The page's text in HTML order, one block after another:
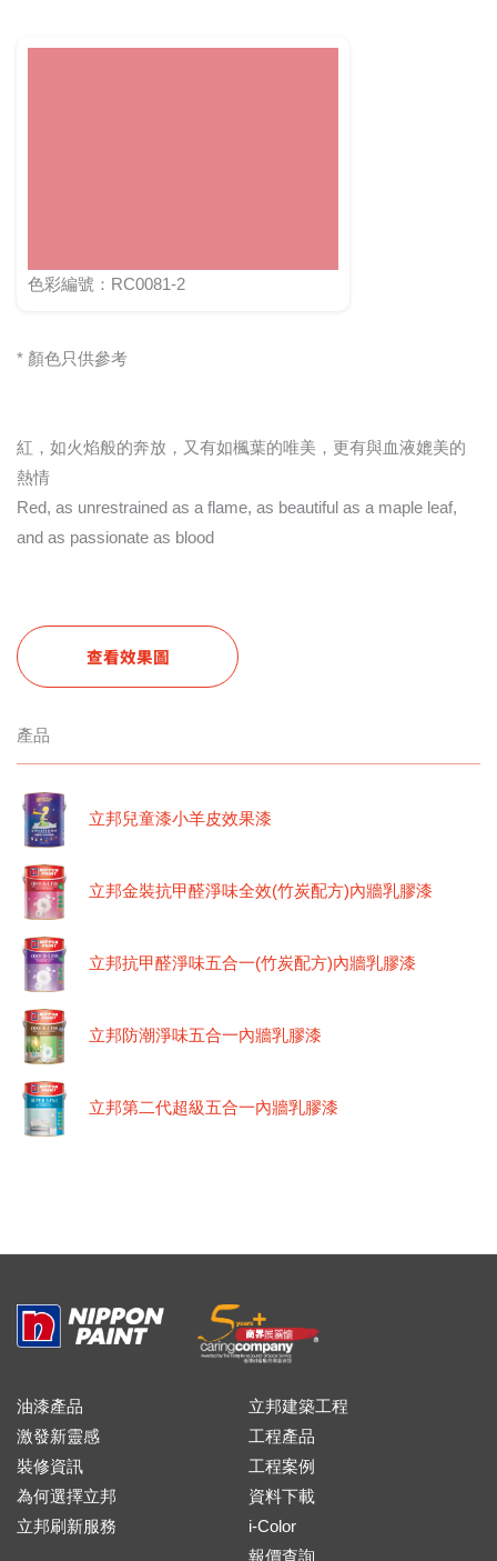
色彩編號：RC0081-2
* 顏色只供參考
紅，如火焰般的奔放，又有如楓葉的唯美，更有與血液媲美的
熱情
Red, as unrestrained as a flame, as beautiful as a maple leaf,
and as passionate as blood
查看效果圖
產品
立邦兒童漆小羊皮效果漆
立邦金裝抗甲醛淨味全效(竹炭配方)內牆乳膠漆
立邦抗甲醛淨味五合一(竹炭配方)內牆乳膠漆
立邦防潮淨味五合一內牆乳膠漆
立邦第二代超級五合一內牆乳膠漆
油漆產品
激發新靈感
裝修資訊
為何選擇立邦
立邦刷新服務
立邦建築工程
工程產品
工程案例
資料下載
i-Color
報價查詢